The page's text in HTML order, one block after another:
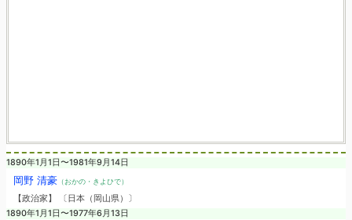
1890年1月1日〜1981年9月14日
岡野 清豪（おかの・きよひで）
【政治家】 〔日本（岡山県）〕
1890年1月1日〜1977年6月13日